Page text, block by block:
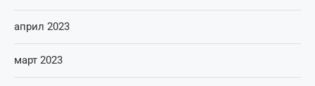
април 2023
март 2023